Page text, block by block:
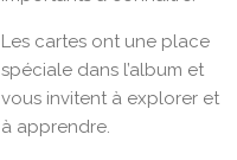
Les cartes ont une place
spéciale dans l’album et
vous invitent à explorer et
à apprendre.